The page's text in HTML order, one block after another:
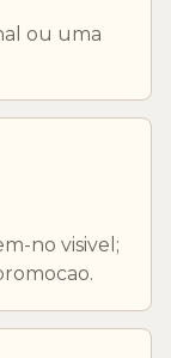
ou uma
no visivel;